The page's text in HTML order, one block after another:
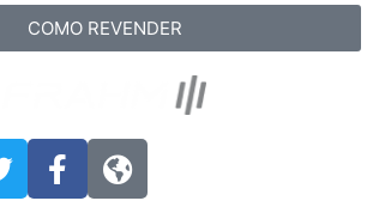
COMO REVENDER